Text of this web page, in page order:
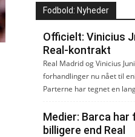
Fodbold: Nyheder
Officielt: Vinicius
Real-kontrakt
Real Madrid og Vinicius
forhandlinger nu nået til
Parterne har tegnet en
Medier: Barca
billigere end Real